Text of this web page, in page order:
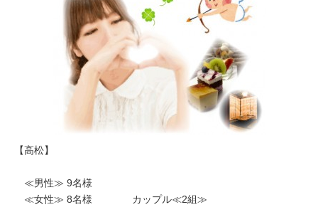
【高松】
≪男性≫ 9名様
≪女性≫ 8名様 カップル≪2組≫